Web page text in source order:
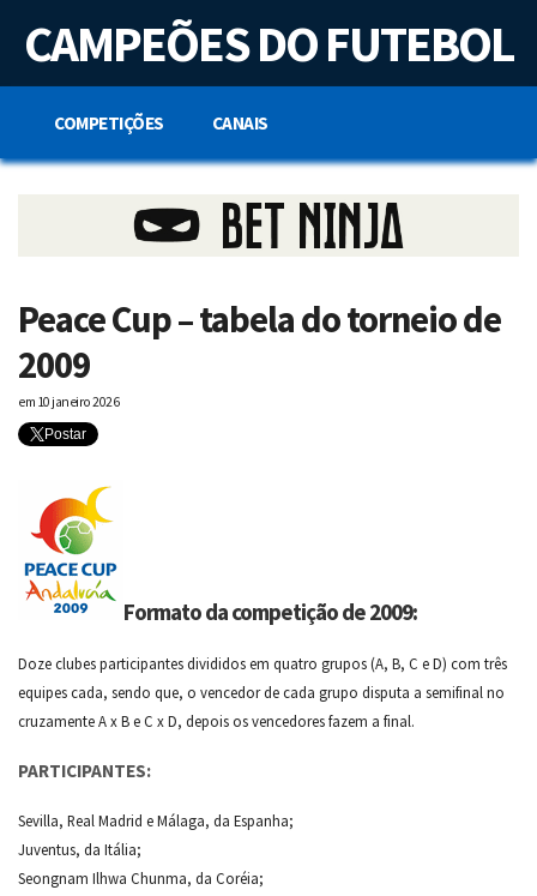
t
n
CAMPEÕES DO FUTEBOL
COMPETIÇÕES CANAIS
Peace Cup – tabela do torneio de
2009
em 10 janeiro 2026
Postar
Formato da competição de 2009:
Doze clubes participantes divididos em quatro grupos (A, B, C e D) com três
equipes cada, sendo que, o vencedor de cada grupo disputa a semifinal no
cruzamente A x B e C x D, depois os vencedores fazem a final.
PARTICIPANTES:
Sevilla, Real Madrid e Málaga, da Espanha;
Juventus, da Itália;
Seongnam Ilhwa Chunma, da Coréia;